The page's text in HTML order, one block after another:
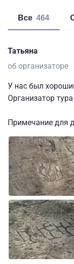
Все 464
Татьяна
об организаторе
У нас был
Организатор
Примечание для
понимала, где я
и как заберу их
то будет
оставите
которая
перед отъездом.
После возвращения с
(у нас был
камеры
Кемь.